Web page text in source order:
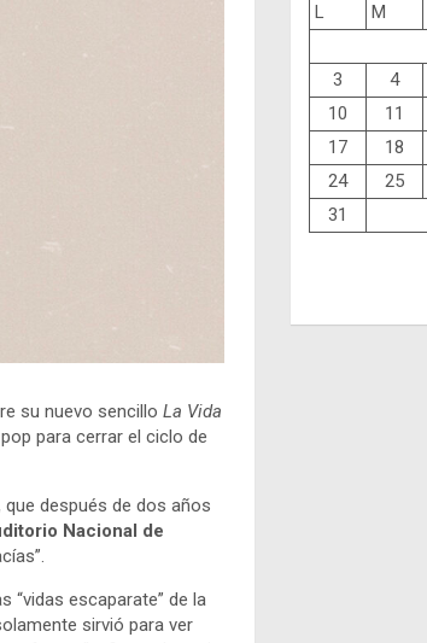
su nuevo sencillo La Vida
para cerrar el ciclo de
después de dos años
Nacional de
“vidas escaparate” de la
sirvió para ver
L
M
3
4
10
11
17
18
24
25
31